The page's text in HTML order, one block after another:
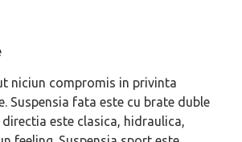
niciun compromis in privinta
Suspensia fata este cu brate duble
este clasica, hidraulica,